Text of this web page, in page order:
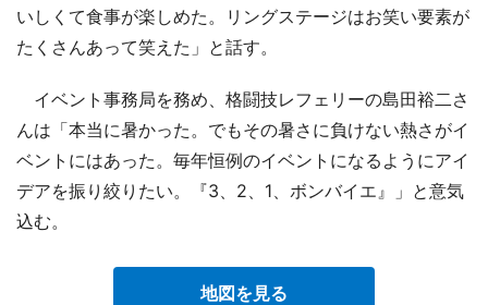
いしくて食事が楽しめた。リングステージはお笑い要素が
たくさんあって笑えた」と話す。
イベント事務局を務め、格闘技レフェリーの島田裕二さ
んは「本当に暑かった。でもその暑さに負けない熱さがイ
ベントにはあった。毎年恒例のイベントになるようにアイ
デアを振り絞りたい。『3、2、1、ボンバイエ』」と意気
込む。
地図を見る